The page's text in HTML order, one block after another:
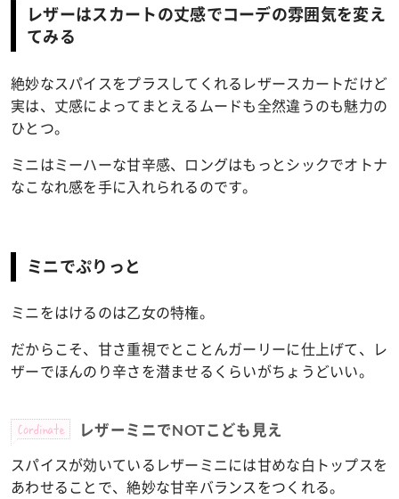
レザーはスカートの丈感でコーデの雰囲気を変え
てみる
絶妙なスパイスをプラスしてくれるレザースカートだけど
実は、丈感によってまとえるムードも全然違うのも魅力の
ひとつ。
ミニはミーハーな甘辛感、ロングはもっとシックでオトナ
なこなれ感を手に入れられるのです。
ミニでぷりっと
ミニをはけるのは乙女の特権。
だからこそ、甘さ重視でとことんガーリーに仕上げて、レ
ザーでほんのり辛さを潜ませるくらいがちょうどいい。
Cordinate レザーミニでNOTこども見え
スパイスが効いているレザーミニには甘めな白トップスを
あわせることで、絶妙な甘辛バランスをつくれる。